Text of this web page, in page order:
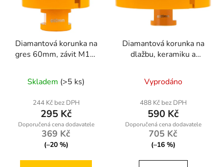
Diamantová korunka na
gres 60mm, závit M14,
Skladem (>5 ks)
244 Kč bez DPH
295 Kč
369 Kč
(–20 %)
Diamantová korunka na
dlažbu, keramiku a
Vyprodáno
488 Kč bez DPH
590 Kč
705 Kč
(–16 %)